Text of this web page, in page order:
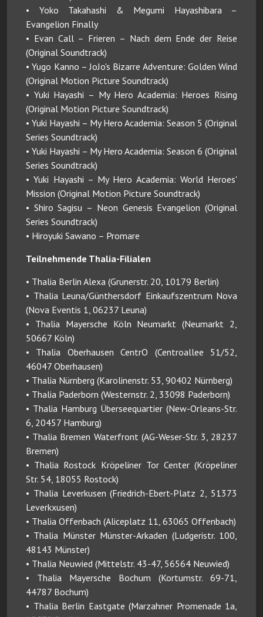
• Yoko Takahashi & Megumi Hayashibara –
Evangelion Finally
• Evan Call – Frieren – Nach dem Ende der Reise
(Original Soundtrack)
• Yugo Kanno – JoJo's Bizarre Adventure: Golden Wind
(Original Motion Picture Soundtrack)
• Yuki Hayashi – My Hero Academia: Heroes Rising
(Original Motion Picture Soundtrack)
• Yuki Hayashi – My Hero Academia: Season 5 (Original
Series Soundtrack)
• Yuki Hayashi – My Hero Academia: Season 6 (Original
Series Soundtrack)
• Yuki Hayashi – My Hero Academia: World Heroes'
Mission (Original Motion Picture Soundtrack)
• Shiro Sagisu – Neon Genesis Evangelion (Original
Series Soundtrack)
• Hiroyuki Sawano – Promare
Teilnehmende Thalia-Filialen
• Thalia Berlin Alexa (Grunerstr. 20, 10179 Berlin)
• Thalia Leuna/Günthersdorf Einkaufszentrum Nova
(Nova Eventis 1, 06237 Leuna)
• Thalia Mayersche Köln Neumarkt (Neumarkt 2,
50667 Köln)
• Thalia Oberhausen CentrO (Centroallee 51/52,
46047 Oberhausen)
• Thalia Nürnberg (Karolinenstr. 53, 90402 Nürnberg)
• Thalia Paderborn (Westernstr. 2, 33098 Paderborn)
• Thalia Hamburg Überseequartier (New-Orleans-Str.
6, 20457 Hamburg)
• Thalia Bremen Waterfront (AG-Weser-Str. 3, 28237
Bremen)
• Thalia Rostock Kröpeliner Tor Center (Kröpeliner
Str. 54, 18055 Rostock)
• Thalia Leverkusen (Friedrich-Ebert-Platz 2, 51373
Leverkxusen)
• Thalia Offenbach (Aliceplatz 11, 63065 Offenbach)
• Thalia Münster Münster-Arkaden (Ludgeristr. 100,
48143 Münster)
• Thalia Neuwied (Mittelstr. 43-47, 56564 Neuwied)
• Thalia Mayersche Bochum (Kortumstr. 69-71,
44787 Bochum)
• Thalia Berlin Eastgate (Marzahner Promenade 1a,